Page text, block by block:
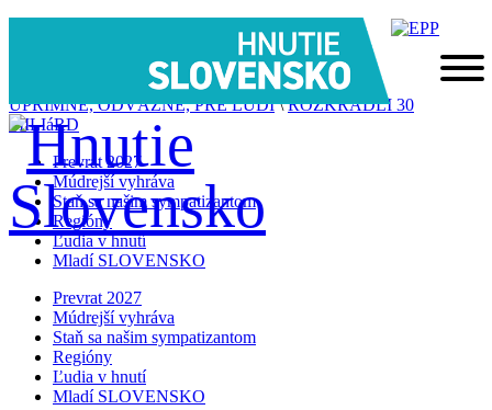
ÚPRIMNE, ODVÁŽNE, PRE ĽUDÍ \ ROZKRADLI 30
MILIáRD
Prevrat 2027
Múdrejší vyhráva
Staň sa našim sympatizantom
Regióny
Ľudia v hnutí
Mladí SLOVENSKO
Prevrat 2027
Múdrejší vyhráva
Staň sa našim sympatizantom
Regióny
Ľudia v hnutí
Mladí SLOVENSKO